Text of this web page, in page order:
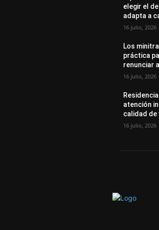
elegir el
adapta a
16 julio, 2026
Los
práctica
renunciar
16 julio, 2026
atención
calidad de
16 julio, 2026